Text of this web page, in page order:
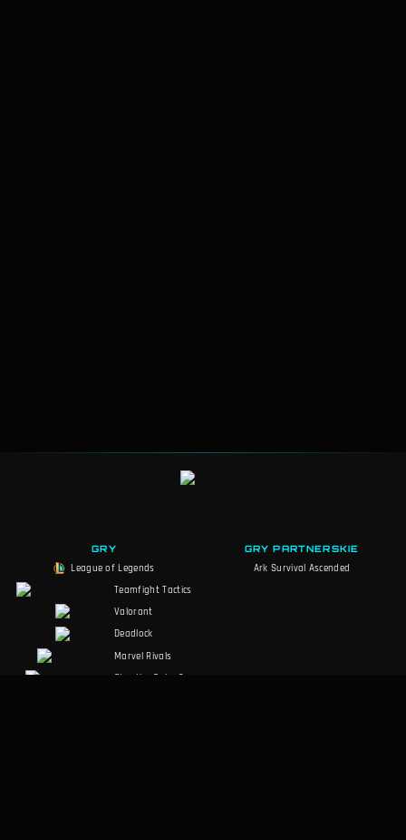
GRY
League of Legends
Teamfight Tactics
Valorant
Deadlock
Marvel Rivals
Slay the Spire 2
GRY PARTNERSKIE
Ark Survival Ascended